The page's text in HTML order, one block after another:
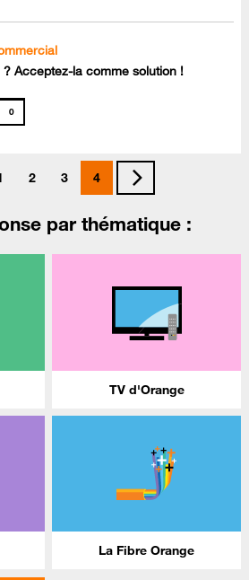
Acceptez-la comme solution !
0
2 3 4
par thématique :
TV d'Orange
La Fibre Orange